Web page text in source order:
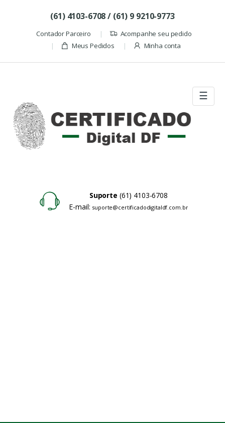
(61) 4103-6708 / (61) 9 9210-9773
Contador Parceiro
Acompanhe seu pedido
Meus Pedidos
Minha conta
☰
Suporte (61) 4103-6708
E-mail: suporte@certificadodigitaldf.com.br